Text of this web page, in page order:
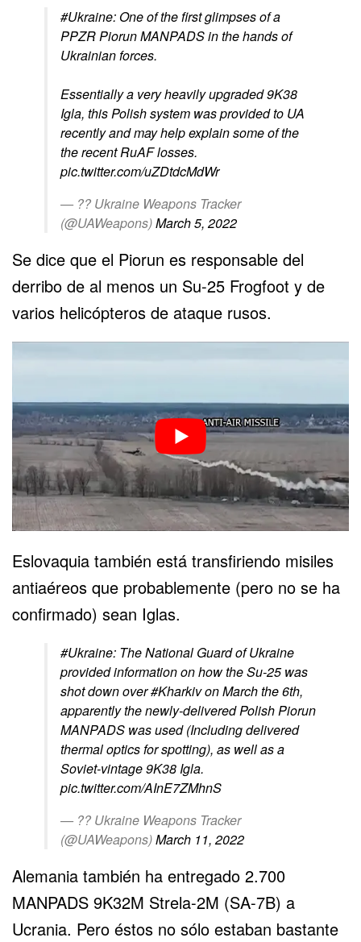
#Ukraine: One of the first glimpses of a
PPZR Piorun MANPADS in the hands of
Ukrainian forces.
Essentially a very heavily upgraded 9K38
Igla, this Polish system was provided to UA
recently and may help explain some of the
the recent RuAF losses.
pic.twitter.com/uZDtdcMdWr
— ?? Ukraine Weapons Tracker
(@UAWeapons)March 5, 2022
Se dice que el Piorun es responsable del
derribo de al menos un Su-25 Frogfoot y de
varios helicópteros de ataque rusos.
Eslovaquia también está transfiriendo misiles
antiaéreos que probablemente (pero no se ha
confirmado) sean Iglas.
#Ukraine: The National Guard of Ukraine
provided information on how the Su-25 was
shot down over#Kharkivon March the 6th,
apparently the newly-delivered Polish Piorun
MANPADS was used (Including delivered
thermal optics for spotting), as well as a
Soviet-vintage 9K38 Igla.
pic.twitter.com/AInE7ZMhnS
— ?? Ukraine Weapons Tracker
(@UAWeapons)March 11, 2022
Alemania también ha entregado 2.700
MANPADS 9K32M Strela-2M (SA-7B) a
Ucrania. Pero éstos no sólo estaban bastante